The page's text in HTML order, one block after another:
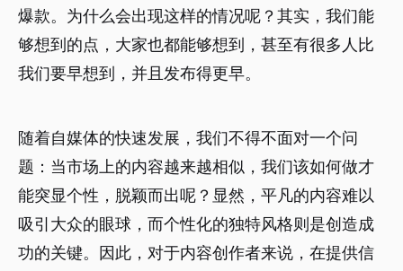
爆款。为什么会出现这样的情况呢？其实，我们能
够想到的点，大家也都能够想到，甚至有很多人比
我们要早想到，并且发布得更早。
随着自媒体的快速发展，我们不得不面对一个问
题：当市场上的内容越来越相似，我们该如何做才
能突显个性，脱颖而出呢？显然，平凡的内容难以
吸引大众的眼球，而个性化的独特风格则是创造成
功的关键。因此，对于内容创作者来说，在提供信